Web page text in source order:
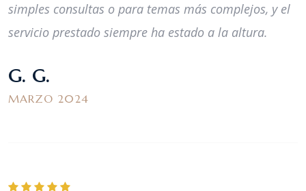
simples consultas o para temas más complejos, y el
servicio prestado siempre ha estado a la altura.
G. G.
MARZO 2024